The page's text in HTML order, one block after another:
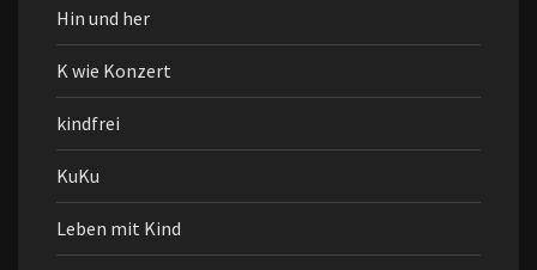
Hin und her
K wie Konzert
kindfrei
KuKu
Leben mit Kind